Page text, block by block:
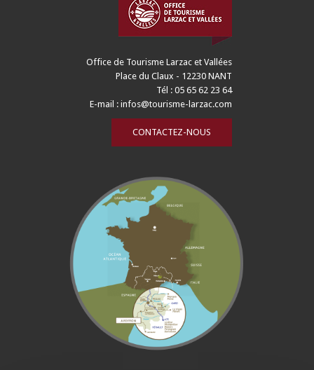
Office de Tourisme Larzac et Vallées
Place du Claux - 12230 NANT
Tél : 05 65 62 23 64
E-mail :infos@tourisme-larzac.com
CONTACTEZ-NOUS